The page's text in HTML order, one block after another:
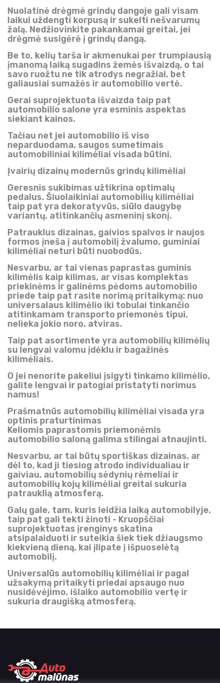
Nuolatinė drėgmė grindų dangoje gali visam
laikui uždengti korpusą ir sukelti nešvarumų
žalą. Nedžiovinkite pakankamai greitai, jei
drėgmė susigėrė į grindų dangą.
Be to, kelių tarša ir akmenukai per trumpiausią
įmanomą laiką sugadins žemės išvaizdą, o tai
savo ruožtu ne tik atrodys negražiai, bet
galiausiai sumažės ir automobilio vertė.
Gerai suprojektuota išvaizda taip pat
automobilio salone yra esminis aspektas
siekiant kainos.
Tačiau net jei automobilio iš viso
neparduodama, saugos sumetimais
automobiliniai kilimėliai visada būtini.
Įvairių dizainų modernūs grindų kilimėliai
Geresnis sukibimas užtikrina optimalų
pedalus. Šiuolaikiniai automobilių kilimėliai
taip pat yra dekoratyvūs, siūlo daugybę
variantų, atitinkančių asmeninį skonį.
Patrauklus dizainas, gaivios spalvos ir naujos
formos įneša į automobilį žvalumo, guminiai
kilimėliai neturi būti nuobodūs.
Nesvarbu, ar tai vienas paprastas guminis
kilimėlis kaip kilimas, ar visas komplektas
priekinėms ir galinėms pėdoms automobilio
priede taip pat rasite norimą pritaikymą: nuo
universalaus kilimėlio iki tobulai tinkančio
atitinkamam transporto priemonės tipui,
nelieka jokio noro. atviras.
Taip pat asortimente yra automobilių kilimėlių
su lengvai valomu įdėklu ir bagažinės
kilimėliais.
O jei nenorite pakeliui įsigyti tinkamo kilimėlio,
galite lengvai ir patogiai pristatyti norimus
namus!
Prašmatnūs automobilių kilimėliai visada yra
optinis praturtinimas
Keliomis paprastomis priemonėmis
automobilio saloną galima stilingai atnaujinti.
Nesvarbu, ar tai būtų sportiškas dizainas, ar
dėl to, kad ji tiesiog atrodo individualiau ir
gaiviau, automobilių sėdynių rėmeliai ir
automobilių kojų kilimėliai greitai sukuria
patrauklią atmosferą.
Galų gale, tam, kuris leidžia laiką automobilyje,
taip pat gali tekti žinoti - Kruopščiai
suprojektuotas įrenginys skatina
atsipalaiduoti ir suteikia šiek tiek džiaugsmo
kiekvieną dieną, kai įlipate į išpuoselėtą
automobilį.
Universalūs automobilių kilimėliai ir pagal
užsakymą pritaikyti priedai apsaugo nuo
nusidėvėjimo, išlaiko automobilio vertę ir
sukuria draugišką atmosferą.